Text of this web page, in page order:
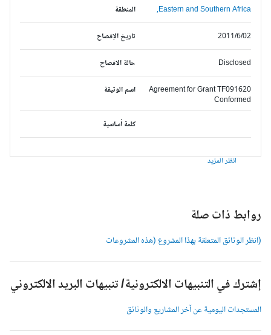
المنطقة Eastern and Southern Africa,
تاريخ الإفصاح 2011/6/02
حالة الافصاح Disclosed
اسم الوثيقة
Agreement for Grant TF091620
Conformed
كلمة أساسية
انظر المزيد
روابط ذات صلة
(انظر الوثائق المتعلقة بهذا المشروع (هذه المشروعات
إشترك في التنبيهات الالكترونية/ تنبيهات البريد الالكتروني
المستجدات اليومية عن آخر المشاريع والوثائق